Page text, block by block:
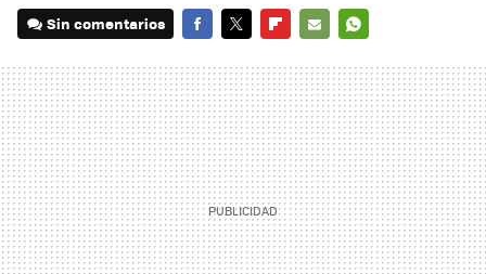
Sin comentarios
MAIL